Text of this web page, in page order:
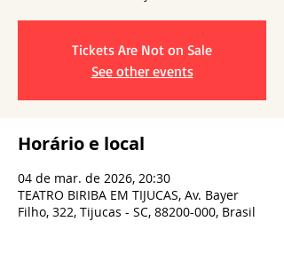
Tickets Are Not on Sale
See other events
Horário e local
04 de mar. de 2026, 20:30
TEATRO BIRIBA EM TIJUCAS, Av. Bayer
Filho, 322, Tijucas - SC, 88200-000, Brasil